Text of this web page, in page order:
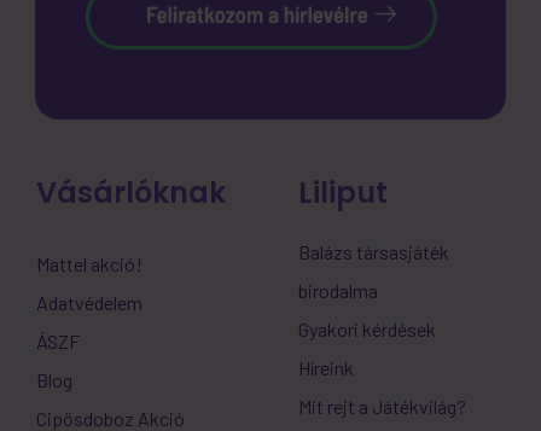
Vásárlóknak
Mattel akció!
Adatvédelem
ÁSZF
Blog
Cipősdoboz Akció
Liliput
Balázs társasjáték
birodalma
Gyakori kérdések
Híreink
Mit rejt a Játékvilág?